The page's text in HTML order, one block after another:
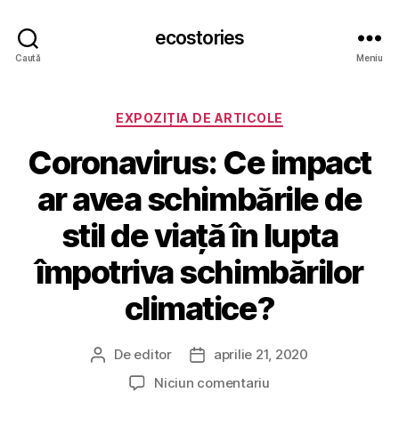
Caută
ecostories
Meniu
Categorii
EXPOZIȚIA DE ARTICOLE
Coronavirus: Ce impact
ar avea schimbările de
stil de viață în lupta
împotriva schimbărilor
climatice?
Autor
articol
De editor
Datăaprilie 21, 2020
Niciun comentariula